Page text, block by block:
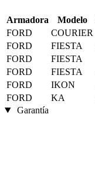
Armadora Modelo
FORD
COURIER
FORD
FIESTA
FORD
FIESTA
FORD
FIESTA
FORD
IKON
FORD
KA
Garantía